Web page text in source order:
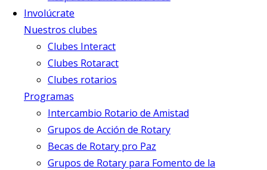
Involúcrate
Nuestros clubes
Clubes Interact
Clubes Rotaract
Clubes rotarios
Programas
Intercambio Rotario de Amistad
Grupos de Acción de Rotary
Becas de Rotary pro Paz
Grupos de Rotary para Fomento de la